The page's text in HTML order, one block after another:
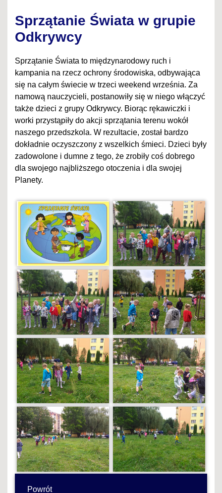
Sprzątanie Świata w grupie
Odkrywcy
Sprzątanie Świata to międzynarodowy ruch i
kampania na rzecz ochrony środowiska, odbywająca
się na całym świecie w trzeci weekend września. Za
namową nauczycieli, postanowiły się w niego włączyć
także dzieci z grupy Odkrywcy. Biorąc rękawiczki i
worki przystąpiły do akcji sprzątania terenu wokół
naszego przedszkola. W rezultacie, został bardzo
dokładnie oczyszczony z wszelkich śmieci. Dzieci były
zadowolone i dumne z tego, że zrobiły coś dobrego
dla swojego najbliższego otoczenia i dla swojej
Planety.
Powrót